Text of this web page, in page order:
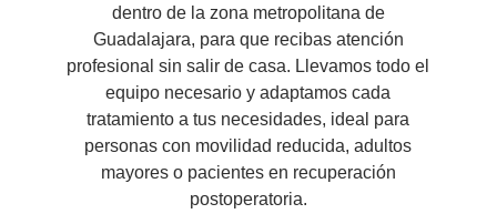
dentro de la zona metropolitana de
Guadalajara, para que recibas atención
profesional sin salir de casa. Llevamos todo el
equipo necesario y adaptamos cada
tratamiento a tus necesidades, ideal para
personas con movilidad reducida, adultos
mayores o pacientes en recuperación
postoperatoria.